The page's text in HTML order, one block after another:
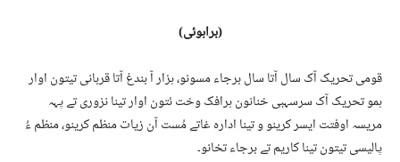
(براہوئی)
قومی تحریک آک سال آتا سال برجاء مسونو، ہزار آ بندغ آتا قربانی تیتون اوار
ہمو تحریک آک سرسہبی خنانون ہرافک وخت ئتون اوار تینا نزوری تے پہہ
مریسہ اوفتت ایسر کرینو و تینا ادارہ غاتے مُست آن زیات منظم کرینو، منظم ءُ
پالیسی تیتون تینا کاریم تے برجاء تخانو۔